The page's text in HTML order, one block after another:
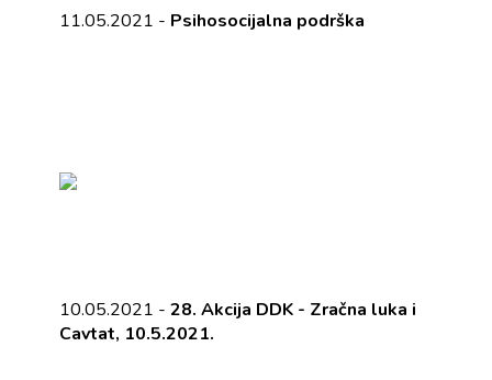
11.05.2021 - Psihosocijalna podrška
10.05.2021 - 28. Akcija DDK - Zračna luka i
Cavtat, 10.5.2021.